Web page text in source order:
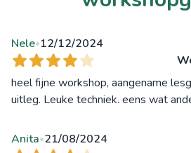
Nele•12/12/2024
heel fijne workshop, aangename
uitleg. Leuke techniek. eens wat
Anita•21/08/2024